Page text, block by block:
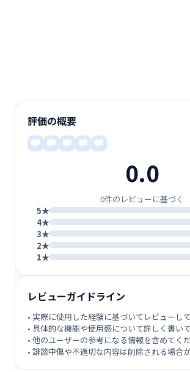
評価の概要
0.0
0件のレビューに基づく
5★
4★
3★
2★
1★
レビューガイドライン
• 実際に使用した経験に基づいてレビューし
• 具体的な機能や使用感について詳しく書い
• 他のユーザーの参考になる情報を含めてく
• 誹謗中傷や不適切な内容は削除される場合